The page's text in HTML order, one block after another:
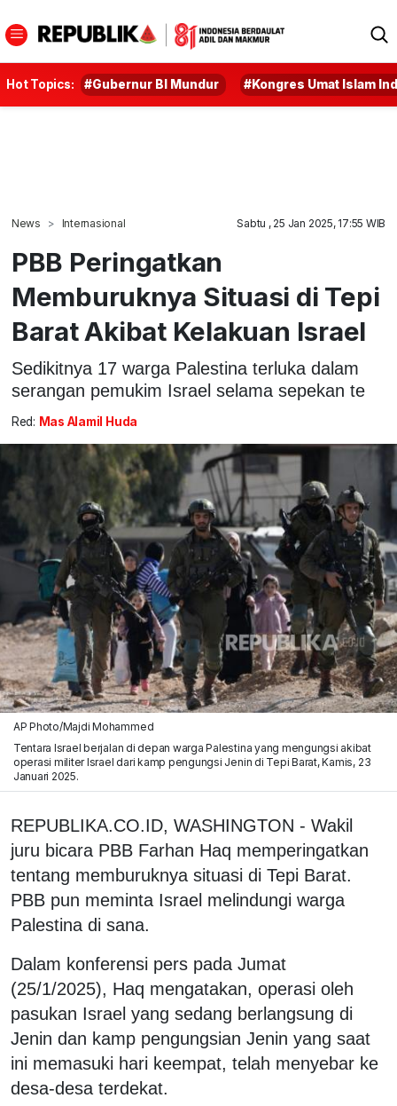
Hot Topics: #Gubernur BI Mundur #Kongres Umat Islam
News Internasional Sabtu , 25 Jan 2025, 17:55 WIB
PBB Peringatkan
Memburuknya Situasi di Tepi
Barat Akibat Kelakuan Israel
Sedikitnya 17 warga Palestina terluka dalam
serangan pemukim Israel selama sepekan te
Red: Mas Alamil Huda
AP Photo/Majdi Mohammed
Tentara Israel berjalan di depan warga Palestina yang mengungsi akibat
operasi militer Israel dari kamp pengungsi Jenin di Tepi Barat, Kamis, 23
Januari 2025.
REPUBLIKA.CO.ID, WASHINGTON - Wakil
juru bicara PBB Farhan Haq memperingatkan
tentang memburuknya situasi di Tepi Barat.
PBB pun meminta Israel melindungi warga
Palestina di sana.
Dalam konferensi pers pada Jumat
(25/1/2025), Haq mengatakan, operasi oleh
pasukan Israel yang sedang berlangsung di
Jenin dan kamp pengungsian Jenin yang saat
ini memasuki hari keempat, telah menyebar ke
desa-desa terdekat.